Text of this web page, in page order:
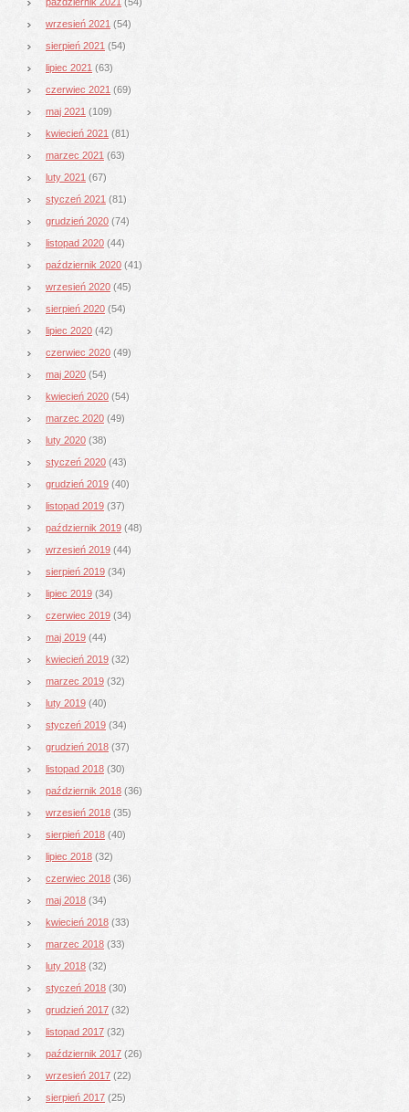
wrzesień 2021 (54)
sierpień 2021 (54)
lipiec 2021 (63)
czerwiec 2021 (69)
maj 2021 (109)
kwiecień 2021 (81)
marzec 2021 (63)
luty 2021 (67)
styczeń 2021 (81)
grudzień 2020 (74)
listopad 2020 (44)
październik 2020 (41)
wrzesień 2020 (45)
sierpień 2020 (54)
lipiec 2020 (42)
czerwiec 2020 (49)
maj 2020 (54)
kwiecień 2020 (54)
marzec 2020 (49)
luty 2020 (38)
styczeń 2020 (43)
grudzień 2019 (40)
listopad 2019 (37)
październik 2019 (48)
wrzesień 2019 (44)
sierpień 2019 (34)
lipiec 2019 (34)
czerwiec 2019 (34)
maj 2019 (44)
kwiecień 2019 (32)
marzec 2019 (32)
luty 2019 (40)
styczeń 2019 (34)
grudzień 2018 (37)
listopad 2018 (30)
październik 2018 (36)
wrzesień 2018 (35)
sierpień 2018 (40)
lipiec 2018 (32)
czerwiec 2018 (36)
maj 2018 (34)
kwiecień 2018 (33)
marzec 2018 (33)
luty 2018 (32)
styczeń 2018 (30)
grudzień 2017 (32)
listopad 2017 (32)
październik 2017 (26)
wrzesień 2017 (22)
sierpień 2017 (25)